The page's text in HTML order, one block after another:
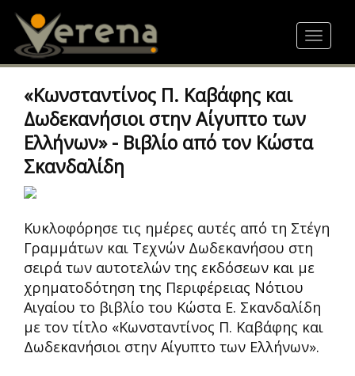
content
Toggle
«Κωνσταντίνος Π. Καβάφης και
Δωδεκανήσιοι στην Αίγυπτο των
Ελλήνων» - Βιβλίο από τον Κώστα
Σκανδαλίδη
Κυκλοφόρησε τις ημέρες αυτές από τη Στέγη
Γραμμάτων και Τεχνών Δωδεκανήσου στη
σειρά των αυτοτελών της εκδόσεων και με
χρηματοδότηση της Περιφέρειας Νότιου
Αιγαίου το βιβλίο του Κώστα Ε. Σκανδαλίδη
με τον τίτλο «Κωνσταντίνος Π. Καβάφης και
Δωδεκανήσιοι στην Αίγυπτο των Ελλήνων».